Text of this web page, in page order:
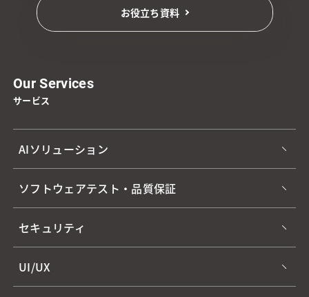
お役立ち資料
Our Services
サービス
AIソリューション
ソフトウェアテスト・品質保証
セキュリティ
UI/UX